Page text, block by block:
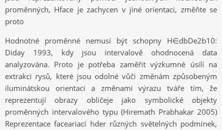
proměnných, Hface je zachycen v jiné orientaci, změňte se
proto
Hodnotné proměnné nemusí být schopny H∈dbDe2b10:
Diday 1993, kdy jsou intervalově ohodnocená data
analyzována. Proto je potřeba zaměřit výzkumné úsilí na
extrakci rysů, které jsou odolné vůči změnám způsobeným
iluminátskou orientací a změnami výrazu tváře tím, že
reprezentují obrazy obličeje jako symbolické objekty
proměnných intervalového typu (Hiremath Prabhakar 2005)
Reprezentace faceariací hder různých světelných podmínek,